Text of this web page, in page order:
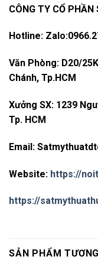
CÔNG TY CỔ
Hotline:
Văn Phòng: D20/
Chánh, Tp.HCM
Xưởng SX: 1239
Tp. HCM
Email:
Website: https://
https://
SẢN PHẨM